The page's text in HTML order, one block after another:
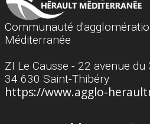
Communauté
Méditerranée
ZI Le Causse - 22 avenue
34 630 Saint-Thibéry
https://www.agglo-